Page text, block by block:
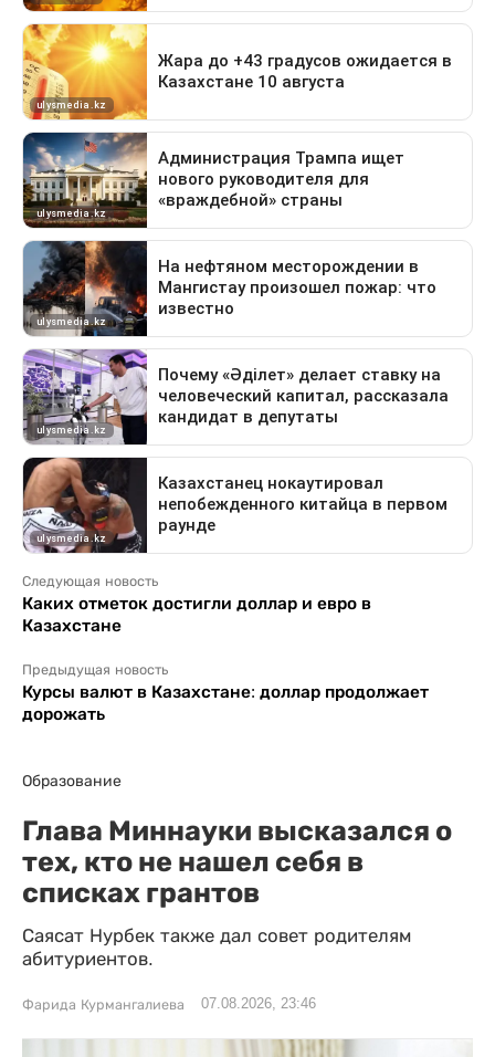
Следующая новость
Каких отметок достигли доллар и евро в
Казахстане
Предыдущая новость
Курсы валют в Казахстане: доллар продолжает
дорожать
Образование
Глава Миннауки высказался о
тех, кто не нашел себя в
списках грантов
Саясат Нурбек также дал совет родителям
абитуриентов.
Фарида Курмангалиева 07.08.2026, 23:46